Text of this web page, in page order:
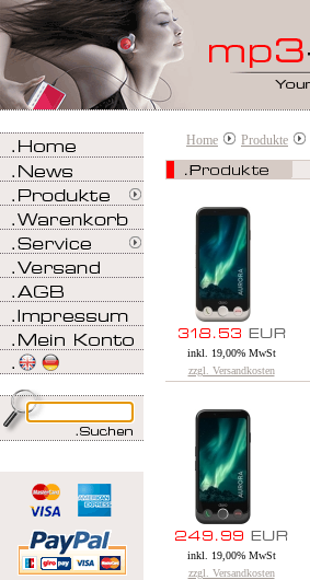
Home Produkte
inkl. 19,00% MwSt
zzgl. Versandkosten
inkl. 19,00% MwSt
zzgl. Versandkosten